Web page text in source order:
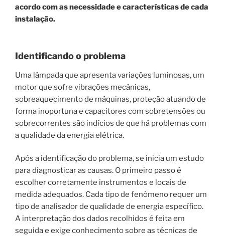
acordo com as necessidade e características de cada
instalação.
Identificando o problema
Uma lâmpada que apresenta variações luminosas, um
motor que sofre vibrações mecânicas,
sobreaquecimento de máquinas, proteção atuando de
forma inoportuna e capacitores com sobretensões ou
sobrecorrentes são indícios de que há problemas com
a qualidade da energia elétrica.
Após a identificação do problema, se inicia um estudo
para diagnosticar as causas. O primeiro passo é
escolher corretamente instrumentos e locais de
medida adequados. Cada tipo de fenômeno requer um
tipo de analisador de qualidade de energia específico.
A interpretação dos dados recolhidos é feita em
seguida e exige conhecimento sobre as técnicas de